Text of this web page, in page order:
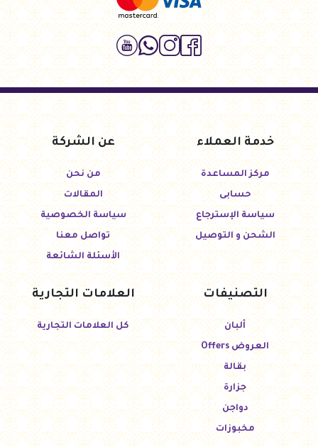
خدمة العملاء
مركز المساعدة
حسابى
سياسة الإسترجاع
الشحن و التوصيل
عن الشركة
من نحن
المقالات
سياسة الخصوصية
تواصل معنا
الأسئلة الشائعة
التصنيفات
ألبان
العروض Offers
بقالة
جزارة
دواجن
مخبوزات
العلامات التجارية
كل العلامات التجارية